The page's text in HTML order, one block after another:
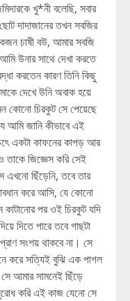
খু*নী বলেছি, সবার
দাদাজানের তখন সবজির
চাষী বউ, আমার সবজি
উনার সাথে দেখা করতে
করতেন কারণ তিনি কিছু
দেখে উনি অবাক হয়ে
কোনো চিরকুট সে পেয়েছে
আমি জানি কীভাবে এই
একটা কাফনের কাপড় আর
তাকে জিজ্ঞেস করি সেই
এখনো ছিঁড়েনি, তবে তার
করে আসি, যে কোনো
পর ওই চিরকুট যদি
দিতে পারে তবে গাছটা
সংশয় থাকবে না। সে
করে সত্যিই বুঝি এক পাগল
আমার সামনেই ছিঁড়ে
করি এই কাজ যেনো সে